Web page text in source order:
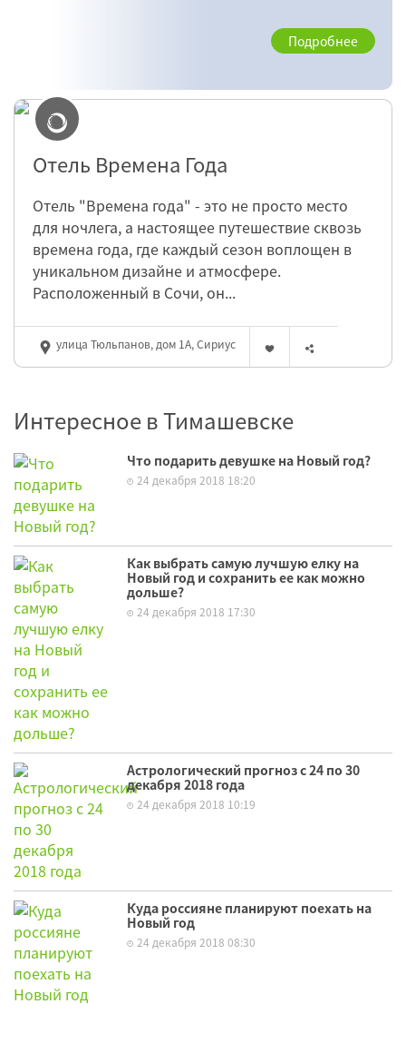
Подробнее
Отель Времена Года
Отель "Времена года" - это не просто место
для ночлега, а настоящее путешествие сквозь
времена года, где каждый сезон воплощен в
уникальном дизайне и атмосфере.
Расположенный в Сочи, он...
улица Тюльпанов, дом 1А, Сириус
Интересное в Тимашевске
Что подарить девушке на Новый год?
24 декабря 2018 18:20
Как выбрать самую лучшую елку на
Новый год и сохранить ее как можно
дольше?
24 декабря 2018 17:30
Астрологический прогноз с 24 по 30
декабря 2018 года
24 декабря 2018 10:19
Куда россияне планируют поехать на
Новый год
24 декабря 2018 08:30